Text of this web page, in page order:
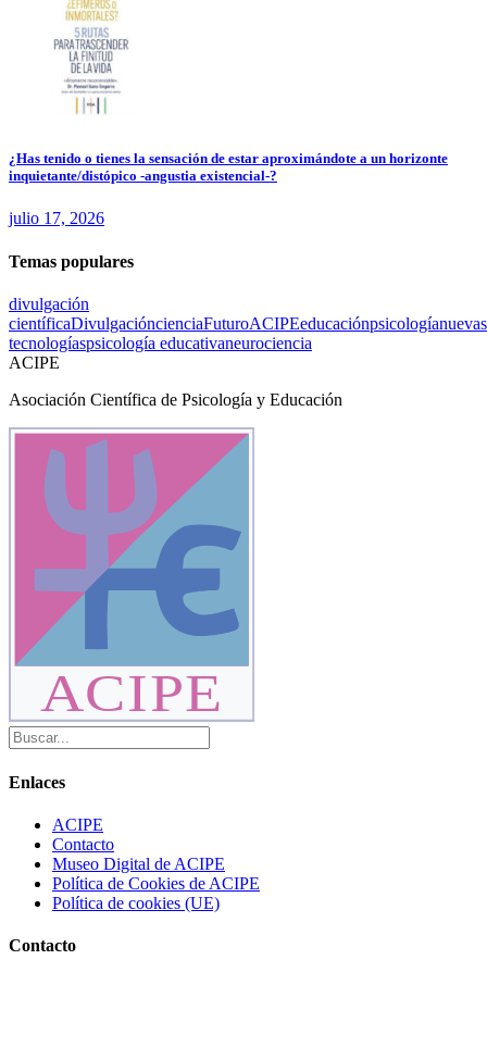
¿Has tenido o tienes la sensación de estar aproximándote a un horizonte
inquietante/distópico -angustia existencial-?
julio 17, 2026
Temas populares
divulgación
científicaDivulgacióncienciaFuturoACIPEeducaciónpsicologíanuevas
tecnologíaspsicología educativaneurociencia
ACIPE
Asociación Científica de Psicología y Educación
ACIPE
Enlaces
ACIPE
Contacto
Museo Digital de ACIPE
Política de Cookies de ACIPE
Política de cookies (UE)
Contacto